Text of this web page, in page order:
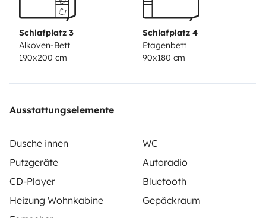
Schlafplatz 3
Alkoven-Bett
190x200 cm
Schlafplatz 4
Etagenbett
90x180 cm
Ausstattungselemente
Dusche innen
WC
Putzgeräte
Autoradio
CD-Player
Bluetooth
Heizung Wohnkabine
Gepäckraum